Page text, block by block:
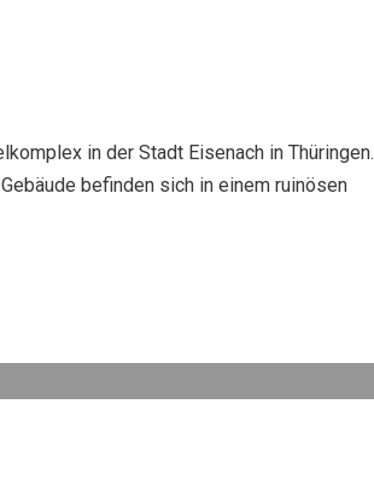
in der Stadt Eisenach in Thüringen.
befinden sich in einem ruinösen